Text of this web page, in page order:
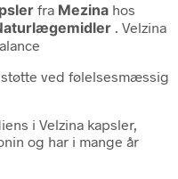
fra Mezina hos
. Velzina
ved følelsesmæssig
i Velzina kapsler,
og har i mange år